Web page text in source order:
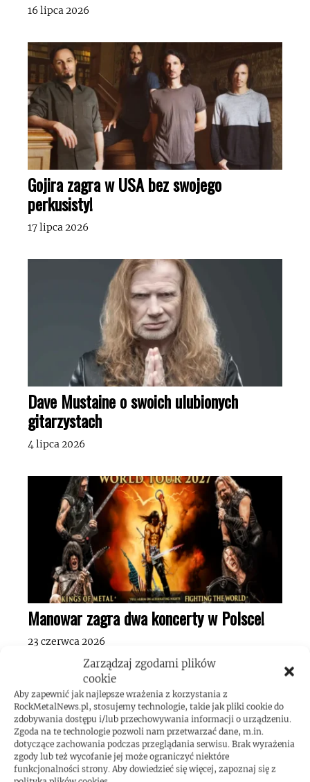
Zarządzaj zgodami plików
cookie
Aby zapewnić jak najlepsze wrażenia z korzystania z
RockMetalNews.pl, stosujemy technologie, takie jak pliki cookie do
zdobywania dostępu i/lub przechowywania informacji o urządzeniu.
Zgoda na te technologie pozwoli nam przetwarzać dane, m.in.
dotyczące zachowania podczas przeglądania serwisu. Brak wyrażenia
zgody lub też wycofanie jej może ograniczyć niektóre
funkcjonalności strony. Aby dowiedzieć się więcej, zapoznaj się z
16 lipca 2026
Gojira zagra w USA bez swojego
perkusisty!
17 lipca 2026
Dave Mustaine o swoich ulubionych
gitarzystach
4 lipca 2026
Manowar zagra dwa koncerty w Polsce!
23 czerwca 2026